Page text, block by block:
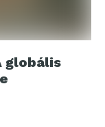
globális